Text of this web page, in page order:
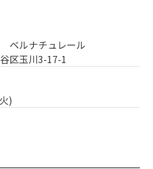
ベルナチュレール
区玉川3-17-1
)